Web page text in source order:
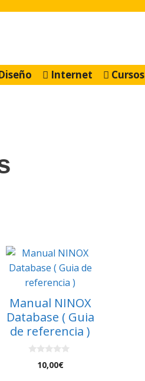
Internet Cursos
Manual NINOX
Database ( Guia
de referencia )
10,00€